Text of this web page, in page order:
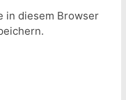
in diesem Browser